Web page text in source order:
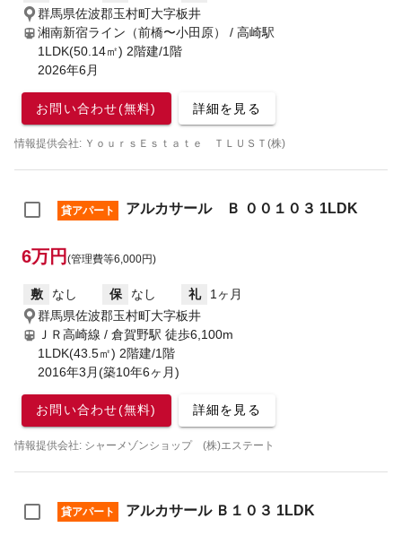
群馬県佐波郡玉村町大字板井
湘南新宿ライン（前橋〜小田原） / 高崎駅
1LDK(50.14㎡) 2階建/1階
2026年6月
お問い合わせ(無料) 詳細を見る
情報提供会社: ＹｏｕｒｓＥｓｔａｔｅ ＴＬＵＳＴ(株)
貸アパート アルカサール Ｂ ００１０３ 1LDK
6万円 (管理費等6,000円)
敷 なし 保 なし 礼
1ヶ月
群馬県佐波郡玉村町大字板井
ＪＲ高崎線 / 倉賀野駅 徒歩6,100m
1LDK(43.5㎡) 2階建/1階
2016年3月(築10年6ヶ月)
お問い合わせ(無料) 詳細を見る
情報提供会社: シャーメゾンショップ (株)エステート
貸アパート アルカサール Ｂ１０３ 1LDK